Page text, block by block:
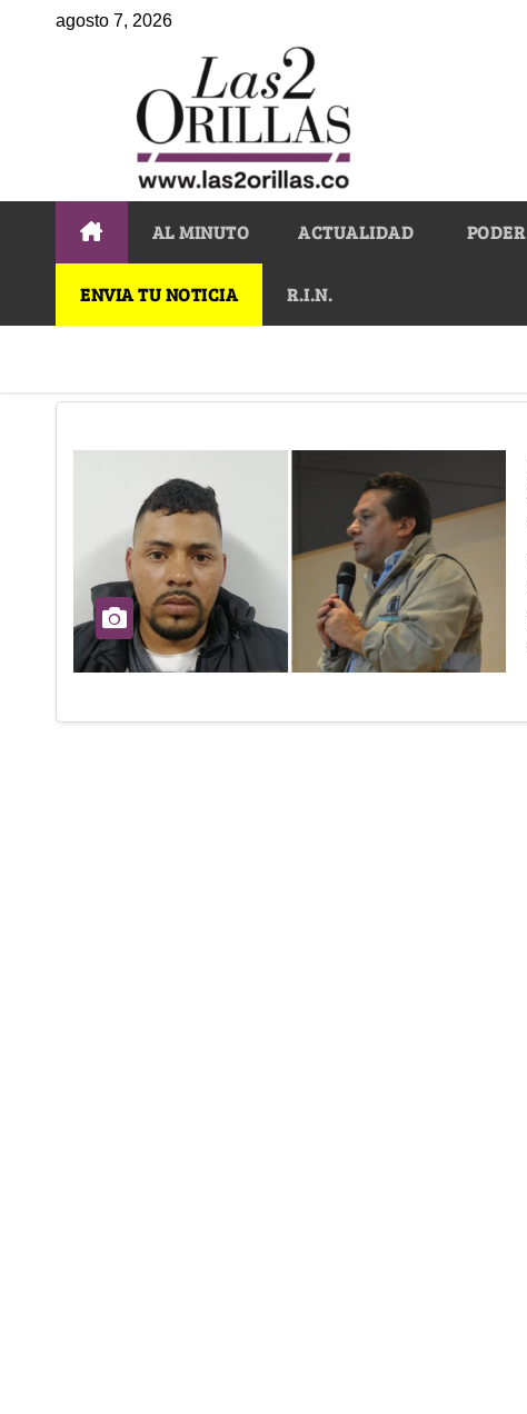
agosto 7, 2026
AL MINUTO ACTUALIDAD PODER
ENVIA TU NOTICIA R.I.N.